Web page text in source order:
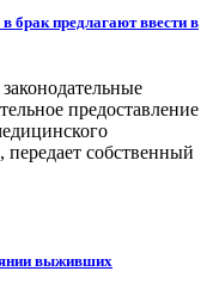
брак предлагают ввести в
предоставление
передает собственный
выживших